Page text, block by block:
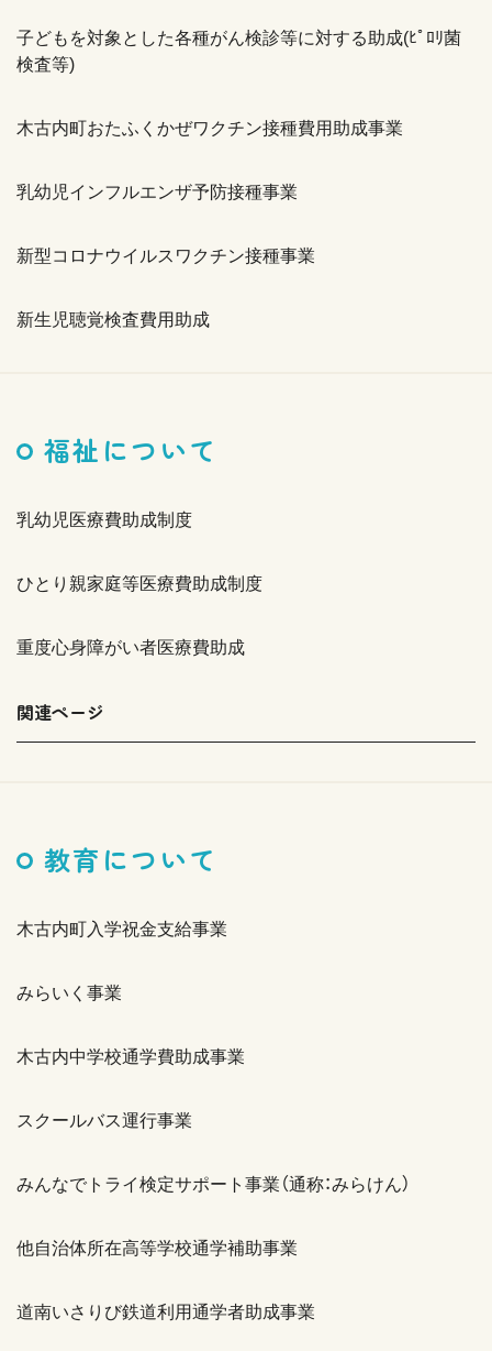
子どもを対象とした各種がん検診等に対する助成(ﾋﾟﾛﾘ菌
検査等)
木古内町おたふくかぜワクチン接種費用助成事業
乳幼児インフルエンザ予防接種事業
新型コロナウイルスワクチン接種事業
新生児聴覚検査費用助成
福祉について
乳幼児医療費助成制度
ひとり親家庭等医療費助成制度
重度心身障がい者医療費助成
関連ページ
教育について
木古内町入学祝金支給事業
みらいく事業
木古内中学校通学費助成事業
スクールバス運行事業
みんなでトライ検定サポート事業（通称：みらけん）
他自治体所在高等学校通学補助事業
道南いさりび鉄道利用通学者助成事業